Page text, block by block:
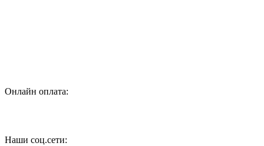
Онлайн оплата:
Наши соц.сети: